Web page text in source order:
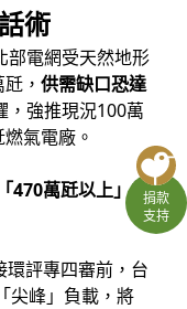
捐款
支持
術
部電網受天然地形
， 供需缺口恐達
，強推現況100萬
氣電廠。
470萬瓩以上」的
評專四審前，台
尖峰」負載，將